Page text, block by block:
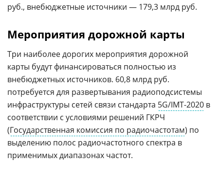
руб., внебюджетные источники — 179,3 млрд руб.
Мероприятия дорожной карты
Три наиболее дорогих мероприятия дорожной
карты будут финансироваться полностью из
внебюджетных источников. 60,8 млрд руб.
потребуется для развертывания радиоподсистемы
инфраструктуры сетей связи стандарта 5G/IMT-2020 в
соответствии с условиями решений ГКРЧ
(Государственная комиссия по радиочастотам) по
выделению полос радиочастотного спектра в
применимых диапазонах частот.